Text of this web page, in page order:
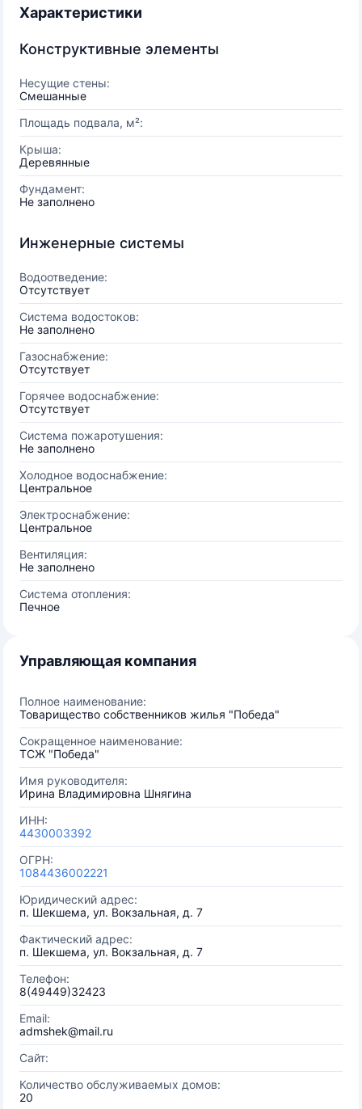
Характеристики
Конструктивные элементы
Несущие стены:
Смешанные
Площадь подвала, м²:
Крыша:
Деревянные
Фундамент:
Не заполнено
Инженерные системы
Водоотведение:
Отсутствует
Система водостоков:
Не заполнено
Газоснабжение:
Отсутствует
Горячее водоснабжение:
Отсутствует
Система пожаротушения:
Не заполнено
Холодное водоснабжение:
Центральное
Электроснабжение:
Центральное
Вентиляция:
Не заполнено
Система отопления:
Печное
Управляющая компания
Полное наименование:
Товарищество собственников жилья "Победа"
Сокращенное наименование:
ТСЖ "Победа"
Имя руководителя:
Ирина Владимировна Шнягина
ИНН:
4430003392
ОГРН:
1084436002221
Юридический адрес:
п. Шекшема, ул. Вокзальная, д. 7
Фактический адрес:
п. Шекшема, ул. Вокзальная, д. 7
Телефон:
8(49449)32423
Email:
admshek@mail.ru
Сайт:
Количество обслуживаемых домов:
20